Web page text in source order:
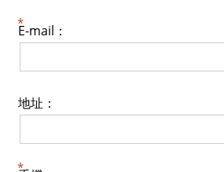
E-mail：
地址：